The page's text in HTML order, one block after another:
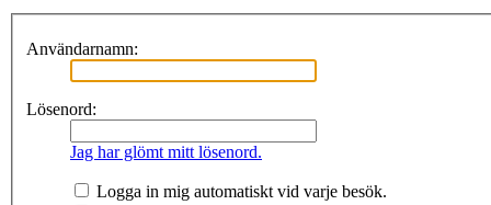
Användarnamn:
Lösenord:
Jag har glömt mitt lösenord.
Logga in mig automatiskt vid varje besök.